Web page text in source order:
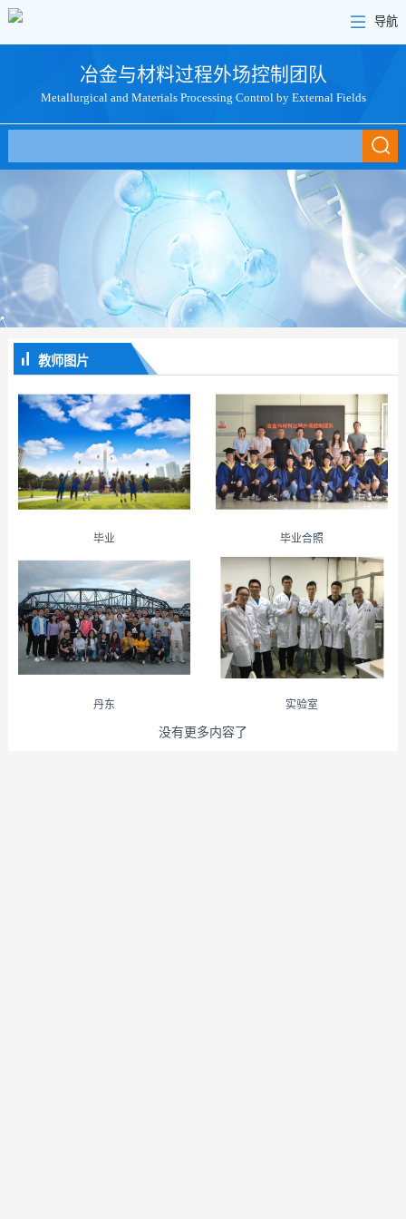
导航
冶金与材料过程外场控制团队
Metallurgical and Materials Processing Control by External Fields
教师图片
毕业 毕业合照
丹东 实验室
没有更多内容了